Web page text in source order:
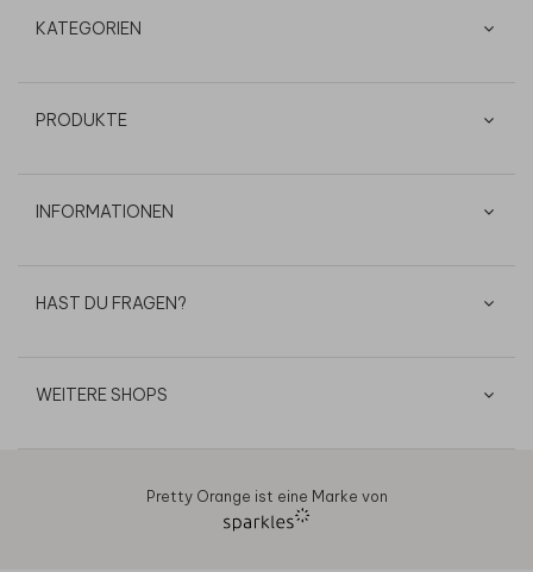
KATEGORIEN
PRODUKTE
INFORMATIONEN
HAST DU FRAGEN?
WEITERE SHOPS
Pretty Orange ist eine Marke von